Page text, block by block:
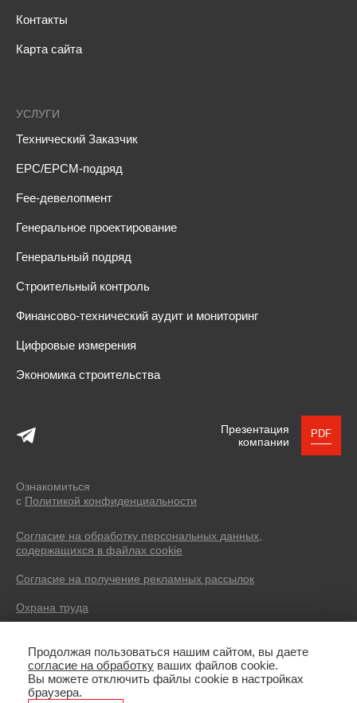
Контакты
Карта сайта
УСЛУГИ
Технический Заказчик
EPC/EPCM-подряд
Fee-девелопмент
Генеральное проектирование
Генеральный подряд
Строительный контроль
Финансово-технический аудит и мониторинг
Цифровые измерения
Экономика строительства
Презентация
компании
PDF
Ознакомиться
с Политикой конфиденциальности
Согласие на обработку персональных данных,
содержащихся в файлах cookie
Согласие на получение рекламных рассылок
Охрана труда
© 2004 — 2026 SEVERIN DEVELOPMENT.
Все права защищены. Все фотоматериалы, размещенные на
сайте, имеют лицензии, не являются рекламой, носят
иллюстративный характер. Копирование текстов без указания
Продолжая пользоваться нашим сайтом, вы даете
согласие на обработку ваших файлов cookie.
Вы можете отключить файлы cookie в настройках
браузера.